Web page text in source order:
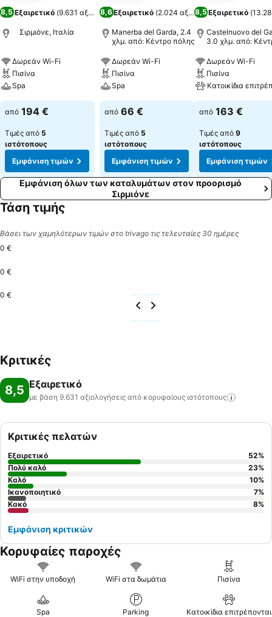
8,5Εξαιρετικό (9.631 αξιολογήσεις)
Σιρμιόνε, Ιταλία
Δωρεάν Wi-Fi
Πισίνα
Spa
από 194 €
Τιμές από 5
ιστότοπους
Εμφάνιση τιμών
8,6Εξαιρετικό (2.024 αξιολογήσεις)
Manerba del Garda, 2.4
χλμ. από: Κέντρο πόλης
Δωρεάν Wi-Fi
Πισίνα
Spa
από 66 €
Τιμές από 5
ιστότοπους
Εμφάνιση τιμών
8,5Εξαιρετικό (
Castelnuovo del
3.0 χλμ. από:
Δωρεάν Wi-Fi
Πισίνα
Κατοικίδια
από 163 €
Τιμές από 9
ιστότοπους
Εμφάνιση τιμών
Εμφάνιση όλων των καταλυμάτων στον προορισμό
Σιρμιόνε
Τάση τιμής
Βάσει των χαμηλότερων τιμών στο trivago τις τελευταίες 30 ημέρες
0 €
0 €
0 €
Κριτικές
8,5 Εξαιρετικό
με βάση 9.631 αξιολογήσεις από κορυφαίους ιστότοπους
Κριτικές πελατών
Εξαιρετικό 52%
Πολύ καλό
23%
Καλό
10%
Ικανοποιητικό
7%
Κακό
8%
Εμφάνιση κριτικών
Κορυφαίες παροχές
WiFi στην υποδοχή WiFi στα δωμάτια Πισίνα
Spa Parking Κατοικίδια επιτρέπονται